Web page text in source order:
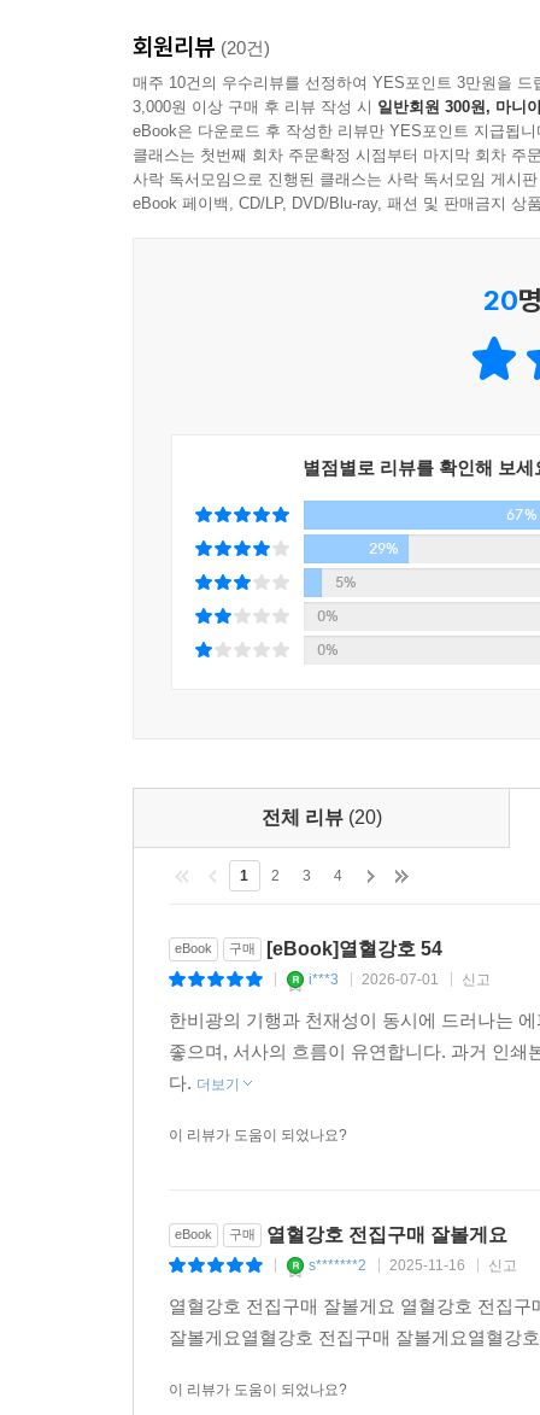
회원리뷰 (20건)
매주 10건의 우수리뷰를 선정하여 YES포인트 3만원을 드
3,000원 이상 구매 후 리뷰 작성 시 일반회원 300원, 마니
eBook은 다운로드 후 작성한 리뷰만 YES포인트 지급됩니
클래스는 첫번째 회차 주문확정 시점부터 마지막 회차 주
사락 독서모임으로 진행된 클래스는 사락 독서모임 게시
eBook 페이백, CD/LP, DVD/Blu-ray, 패션 및 판매금지 상
20
별점별로 리뷰를 확인해 보세
67%
29%
5%
0%
0%
전체 리뷰 (20)
1 2 3 4
eBook 구매 [eBook]열혈강호 54
i***3 2026-07-01 신고
한비광의 기행과 천재성이 동시에 드러나는
좋으며, 서사의 흐름이 유연합니다. 과거 인
다. 더보기
이 리뷰가 도움이 되었나요?
eBook 구매 열혈강호 전집구매 잘볼게요
s*******2 2025-11-16 신고
열혈강호 전집구매 잘볼게요 열혈강호 전집
잘볼게요열혈강호 전집구매 잘볼게요열혈강
이 리뷰가 도움이 되었나요?